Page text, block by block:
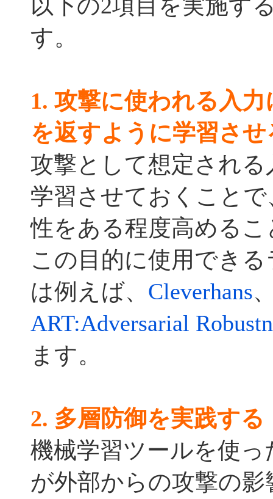
以下の2項目を実施す
す。
1. 攻撃に使われる入
を返すように学習させ
攻撃として想定され
学習させておくこと
性をある程度高める
この目的に使用でき
は例えば、 Cleverhans
ART:Adversarial
ます。
2. 多層防御を実践する
機械学習ツールを使
が外部からの攻撃の